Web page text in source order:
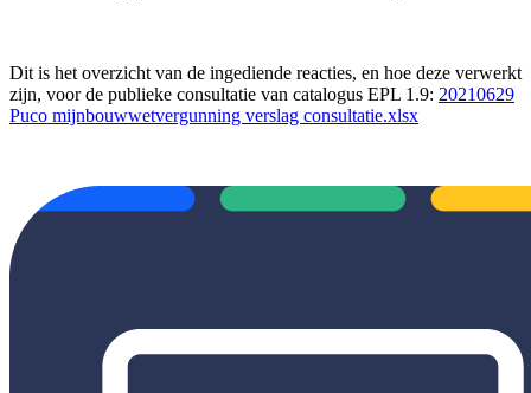
Dit is het overzicht van de ingediende reacties, en hoe deze verwerkt
zijn, voor de publieke consultatie van catalogus EPL 1.9: 20210629
Puco mijnbouwwetvergunning verslag consultatie.xlsx